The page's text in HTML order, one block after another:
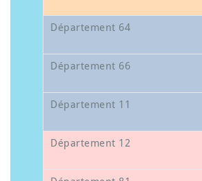
Département 64
Département 66
Département 11
Département 12